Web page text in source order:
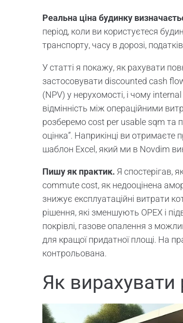
Реальна ціна будинку
період, коли ви користуєтеся
транспорту, часу в дорозі, податків
У статті я покажу, як рахувати
застосовувати discounted cash
(NPV) у нерухомості, і чому
відмінність між операційними
розберемо cost per usable sqm та
оцінка”. Наприкінці ви отримаєте
шаблон Excel, який ми в Novdim
Пишу як практик. Я спостерігав,
commute cost, як недооцінена
знижує експлуатаційні витрати
рішення, які зменшують OPEX і
покрівлі, газове опалення з
для кращої придатної площі. На
контрольована.
Як вирахувати